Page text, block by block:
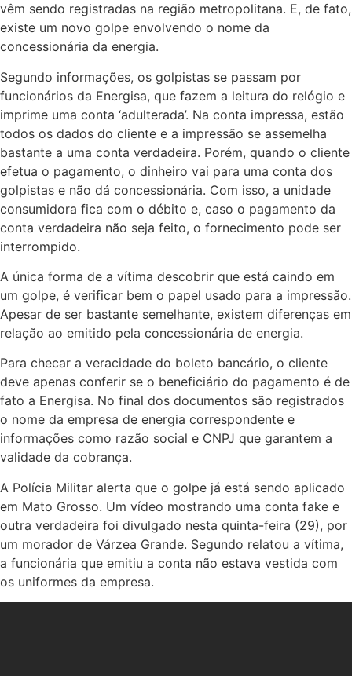
vêm sendo registradas na região metropolitana. E, de fato,
existe um novo golpe envolvendo o nome da
concessionária da energia.
Segundo informações, os golpistas se passam por
funcionários da Energisa, que fazem a leitura do relógio e
imprime uma conta ‘adulterada’. Na conta impressa, estão
todos os dados do cliente e a impressão se assemelha
bastante a uma conta verdadeira. Porém, quando o cliente
efetua o pagamento, o dinheiro vai para uma conta dos
golpistas e não dá concessionária. Com isso, a unidade
consumidora fica com o débito e, caso o pagamento da
conta verdadeira não seja feito, o fornecimento pode ser
interrompido.
A única forma de a vítima descobrir que está caindo em
um golpe, é verificar bem o papel usado para a impressão.
Apesar de ser bastante semelhante, existem diferenças em
relação ao emitido pela concessionária de energia.
Para checar a veracidade do boleto bancário, o cliente
deve apenas conferir se o beneficiário do pagamento é de
fato a Energisa. No final dos documentos são registrados
o nome da empresa de energia correspondente e
informações como razão social e CNPJ que garantem a
validade da cobrança.
A Polícia Militar alerta que o golpe já está sendo aplicado
em Mato Grosso. Um vídeo mostrando uma conta fake e
outra verdadeira foi divulgado nesta quinta-feira (29), por
um morador de Várzea Grande. Segundo relatou a vítima,
a funcionária que emitiu a conta não estava vestida com
os uniformes da empresa.